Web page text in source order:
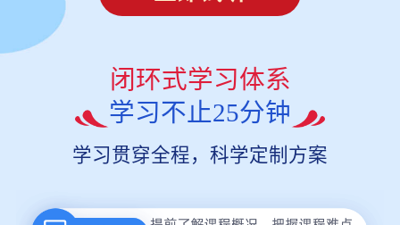
闭环式学习体系
学习不止25分钟
学习贯穿全程，科学定制方案